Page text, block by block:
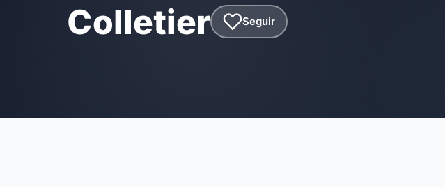
Colletier Seguir